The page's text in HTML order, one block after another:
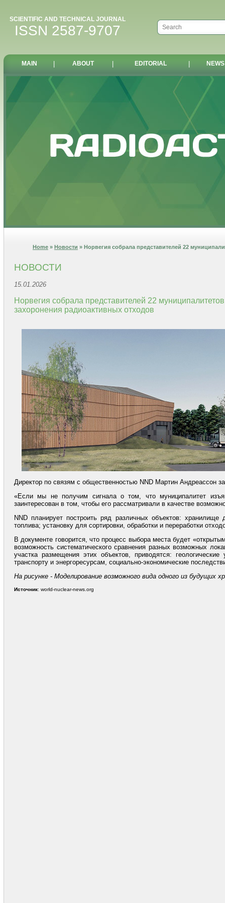
SCIENTIFIC AND TECHNICAL JOURNAL
ISSN 2587-9707
MAIN ABOUT EDITORIAL NEWS
Home » Новости » Норвегия собрала представителей 22
НОВОСТИ
15.01.2026
Норвегия собрала представителей 22
захоронения радиоактивных отходов
Директор по связям с общественностью NND Мартин Андреассон
«Если мы не получим сигнала о том, что муниципалитет
заинтересован в том, чтобы его рассматривали в качестве
NND планирует построить ряд различных объектов:
топлива; установку для сортировки, обработки и переработки
В документе говорится, что процесс выбора места будет
возможность систематического сравнения разных возможных
участка размещения этих объектов, приводятся:
транспорту и энергоресурсам, социально-экономические
На рисунке - Моделирование возможного вида одного из будущих
Источник: world-nuclear-news.org